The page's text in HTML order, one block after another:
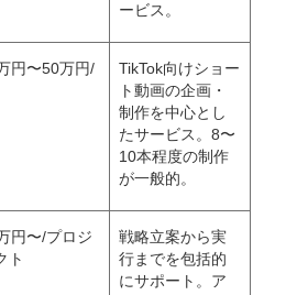
会社概要資料をダウンロー
東京都新宿区西新宿3丁目8番3号 新
ービス。
円〜50万円/
TikTok向けショー
ト動画の企画・
制作を中心とし
たサービス。8〜
10本程度の制作
が一般的。
円〜/プロジ
ト
戦略立案から実
行までを包括的
にサポート。ア